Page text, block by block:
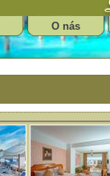
O nás